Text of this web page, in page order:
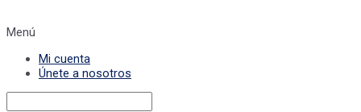
Menú
Mi cuenta
Únete a nosotros